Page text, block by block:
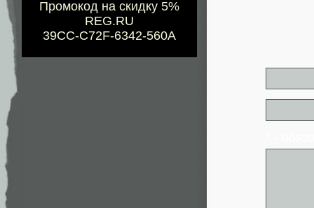
Промокод на скидку 5%
REG.RU
39CC-C72F-6342-560A